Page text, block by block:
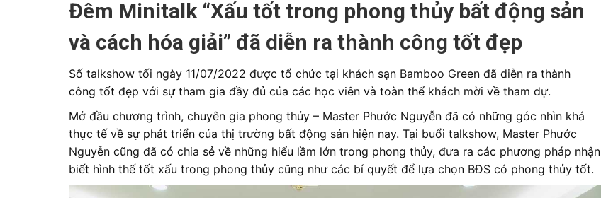
Đêm Minitalk “Xấu tốt trong phong thủy bất động sản
và cách hóa giải” đã diễn ra thành công tốt đẹp
Số talkshow tối ngày 11/07/2022 được tổ chức tại khách sạn Bamboo Green đã diễn ra thành
công tốt đẹp với sự tham gia đầy đủ của các học viên và toàn thể khách mời về tham dự.
Mở đầu chương trình, chuyên gia phong thủy – Master Phước Nguyễn đã có những góc nhìn khá
thực tế về sự phát triển của thị trường bất động sản hiện nay. Tại buổi talkshow, Master Phước
Nguyễn cũng đã có chia sẻ về những hiểu lầm lớn trong phong thủy, đưa ra các phương pháp nhận
biết hình thế tốt xấu trong phong thủy cũng như các bí quyết để lựa chọn BĐS có phong thủy tốt.